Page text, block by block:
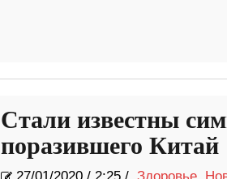
Стали известны
поразившего Китай